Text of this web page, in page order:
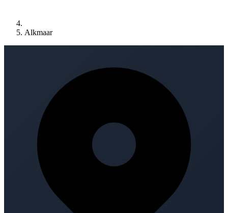
Alkmaar